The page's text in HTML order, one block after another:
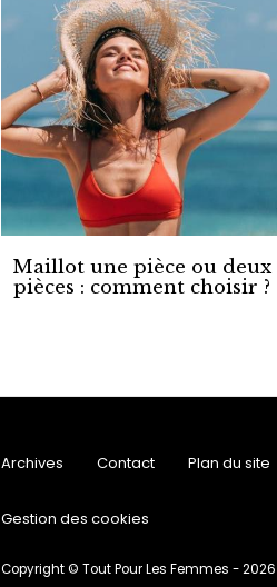
Maillot une pièce ou deux
pièces : comment choisir ?
Archives Contact Plan du site
Gestion des cookies
Copyright © Tout Pour Les Femmes - 2026